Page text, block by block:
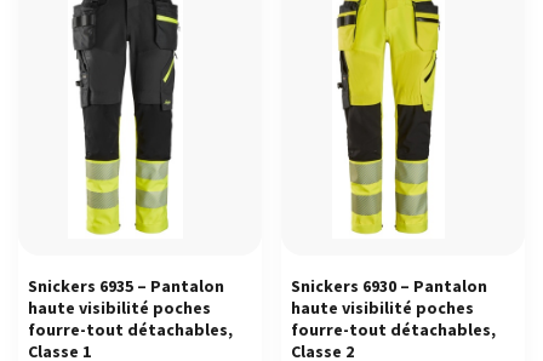
Snickers 6935 – Pantalon
haute visibilité poches
fourre-tout détachables,
Classe 1
Snickers 6930 – Pantalon
haute visibilité poches
fourre-tout détachables,
Classe 2